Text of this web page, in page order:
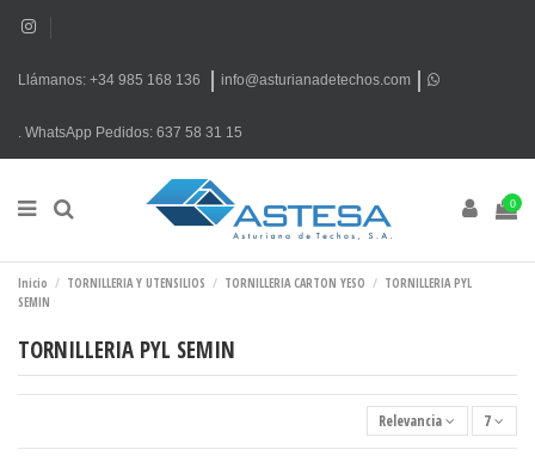
Llámanos: +34 985 168 136 info@asturianadetechos.com
. WhatsApp Pedidos: 637 58 31 15
0
Inicio TORNILLERIA Y UTENSILIOS TORNILLERIA CARTON YESO
TORNILLERIA PYL
SEMIN
TORNILLERIA PYL SEMIN
Relevancia 7